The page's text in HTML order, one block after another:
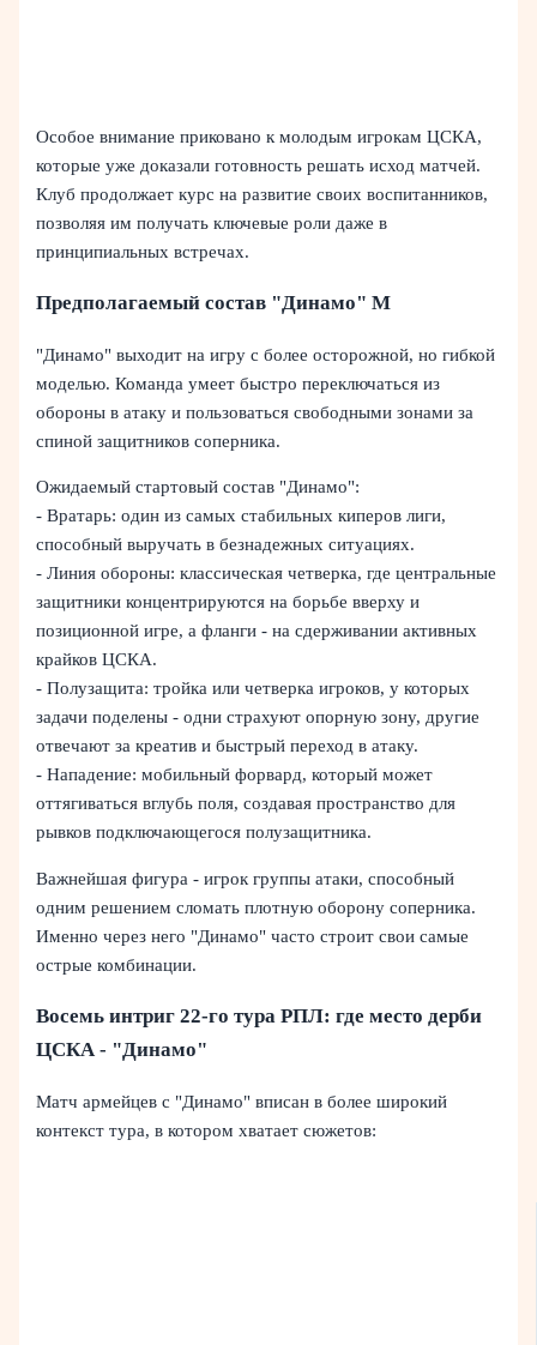
Особое внимание приковано к молодым игрокам ЦСКА,
которые уже доказали готовность решать исход матчей.
Клуб продолжает курс на развитие своих воспитанников,
позволяя им получать ключевые роли даже в
принципиальных встречах.
Предполагаемый состав "Динамо" М
"Динамо" выходит на игру с более осторожной, но гибкой
моделью. Команда умеет быстро переключаться из
обороны в атаку и пользоваться свободными зонами за
спиной защитников соперника.
Ожидаемый стартовый состав "Динамо":
- Вратарь: один из самых стабильных киперов лиги,
способный выручать в безнадежных ситуациях.
- Линия обороны: классическая четверка, где центральные
защитники концентрируются на борьбе вверху и
позиционной игре, а фланги - на сдерживании активных
крайков ЦСКА.
- Полузащита: тройка или четверка игроков, у которых
задачи поделены - одни страхуют опорную зону, другие
отвечают за креатив и быстрый переход в атаку.
- Нападение: мобильный форвард, который может
оттягиваться вглубь поля, создавая пространство для
рывков подключающегося полузащитника.
Важнейшая фигура - игрок группы атаки, способный
одним решением сломать плотную оборону соперника.
Именно через него "Динамо" часто строит свои самые
острые комбинации.
Восемь интриг 22-го тура РПЛ: где место дерби
ЦСКА - "Динамо"
Матч армейцев с "Динамо" вписан в более широкий
контекст тура, в котором хватает сюжетов: